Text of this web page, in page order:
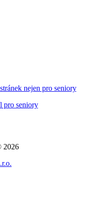
nejen pro seniory
2026